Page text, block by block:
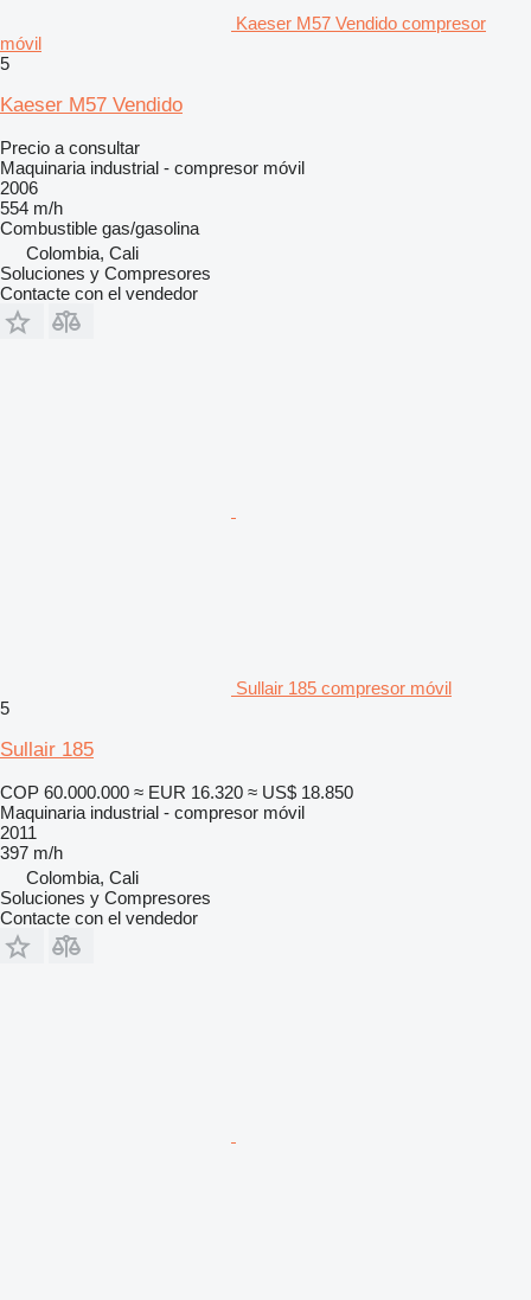
Kaeser M57 Vendido compresor
móvil
5
Kaeser M57 Vendido
Precio a consultar
Maquinaria industrial - compresor móvil
2006
554 m/h
Combustible gas/gasolina
Colombia, Cali
Soluciones y Compresores
Contacte con el vendedor
Sullair 185 compresor móvil
5
Sullair 185
COP 60.000.000 ≈ EUR 16.320 ≈ US$ 18.850
Maquinaria industrial - compresor móvil
2011
397 m/h
Colombia, Cali
Soluciones y Compresores
Contacte con el vendedor